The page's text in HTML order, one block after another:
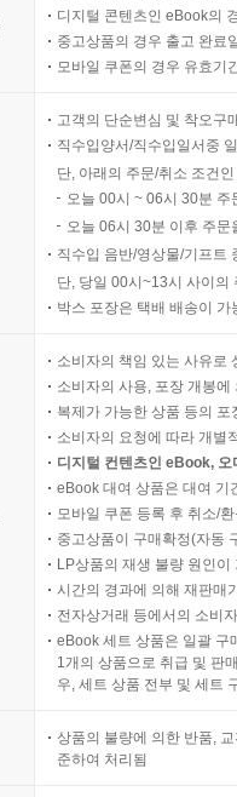
디지털 콘텐츠인 eBook의
중고상품의 경우 출고 완료
모바일 쿠폰의 경우 유효기
고객의 단순변심 및 착오구
직수입양서/직수입일서중
단, 아래의 주문/취소 조건
오늘 00시 ~ 06시 30분
오늘 06시 30분 이후 주
직수입 음반/영상물/기프트
단, 당일 00시~13시 사이의
박스 포장은 택배 배송이
소비자의 책임 있는 사유로
소비자의 사용, 포장 개봉
복제가 가능한 상품 등의
소비자의 요청에 따라 개별
디지털 컨텐츠인 eBook,
eBook 대여 상품은 대여 기
모바일 쿠폰 등록 후 취소/
중고상품이 구매확정(자동
LP상품의 재생 불량 원인
시간의 경과에 의해 재판매
전자상거래 등에서의 소비
eBook 세트 상품은 일괄 구
1개의 상품으로 취급 및 판
우, 세트 상품 전부 및 세트
상품의 불량에 의한 반품,
준하여 처리됨